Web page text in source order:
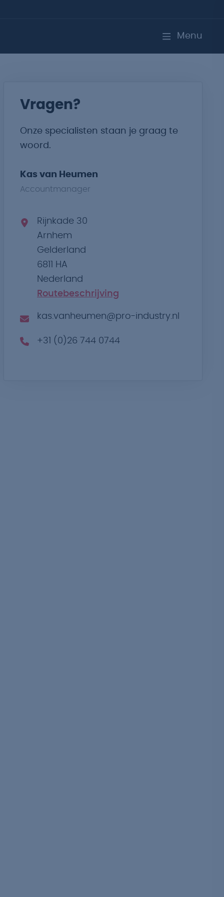
Menu
Vragen?
Onze specialisten staan je graag te
woord.
Kas van Heumen
Accountmanager
Rijnkade 30
Arnhem
Gelderland
6811 HA
Nederland
Routebeschrijving
kas.vanheumen@pro-industry.nl
+31 (0)26 744 0744